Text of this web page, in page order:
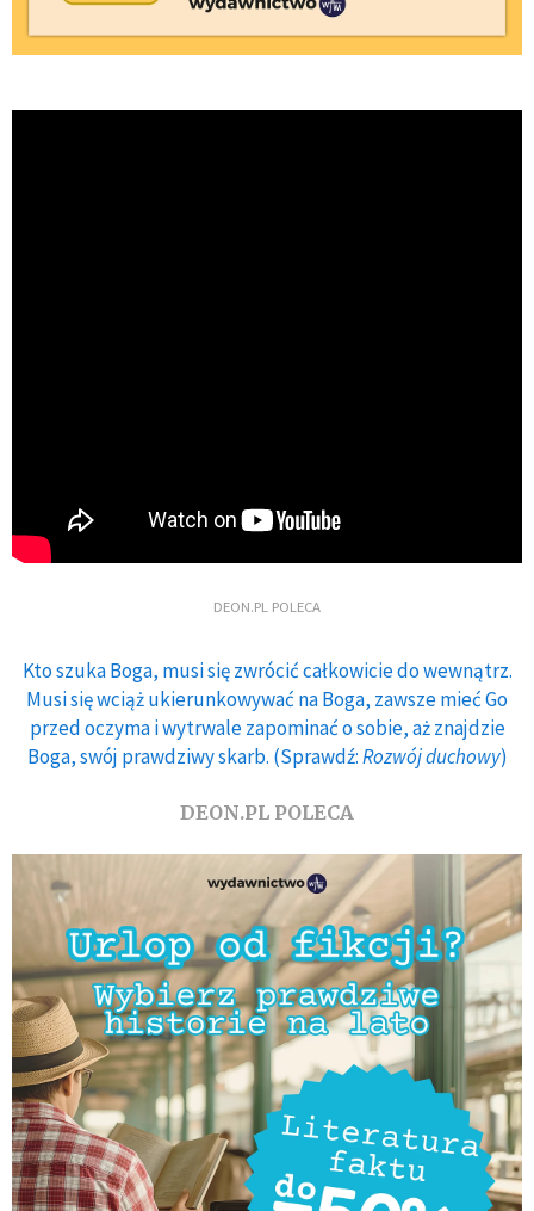
DEON.PL POLECA
Kto szuka Boga, musi się zwrócić całkowicie do wewnątrz.
Musi się wciąż ukierunkowywać na Boga, zawsze mieć Go
przed oczyma i wytrwale zapominać o sobie, aż znajdzie
Boga, swój prawdziwy skarb. (Sprawdź:Rozwój duchowy)
DEON.PL POLECA